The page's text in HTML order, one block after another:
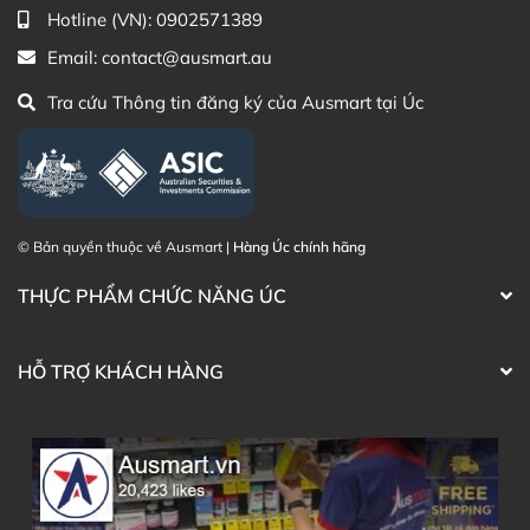
phẩm Lily Huỳnh
Hotline (VN): 0902571389
Email: contact@ausmart.au
Tra cứu Thông tin đăng ký của Ausmart tại Úc
© Bản quyền thuộc về Ausmart | Hàng Úc chính hãng
THỰC PHẨM CHỨC NĂNG ÚC
HỖ TRỢ KHÁCH HÀNG